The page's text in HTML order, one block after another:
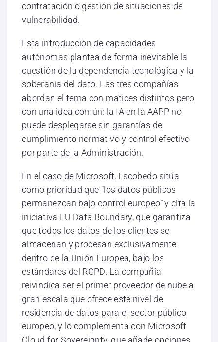
contratación o gestión de situaciones de
vulnerabilidad.
Esta introducción de capacidades
autónomas plantea de forma inevitable la
cuestión de la dependencia tecnológica y la
soberanía del dato. Las tres compañías
abordan el tema con matices distintos pero
con una idea común: la IA en la AAPP no
puede desplegarse sin garantías de
cumplimiento normativo y control efectivo
por parte de la Administración.
En el caso de Microsoft, Escobedo sitúa
como prioridad que “los datos públicos
permanezcan bajo control europeo” y cita la
iniciativa EU Data Boundary, que garantiza
que todos los datos de los clientes se
almacenan y procesan exclusivamente
dentro de la Unión Europea, bajo los
estándares del RGPD. La compañía
reivindica ser el primer proveedor de nube a
gran escala que ofrece este nivel de
residencia de datos para el sector público
europeo, y lo complementa con Microsoft
Cloud for Sovereignty, que añade opciones